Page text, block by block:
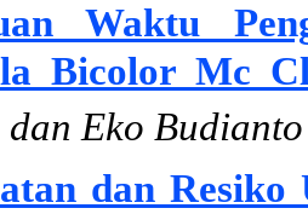
Waktu
Bicolor Mc
Eko Budianto
dan